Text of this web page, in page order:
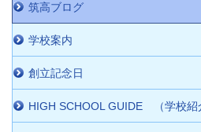
筑高ブログ
学校案内
創立記念日
HIGH SCHOOL GUIDE （学校紹